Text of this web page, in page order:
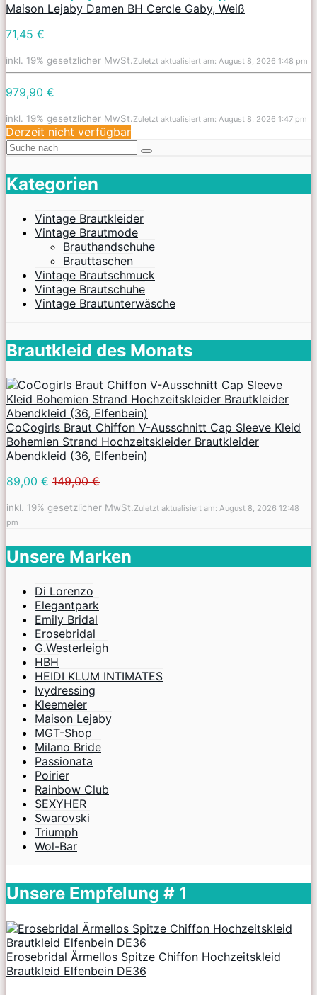
Maison Lejaby Damen BH Cercle Gaby, Weiß
71,45 €
inkl. 19% gesetzlicher MwSt.Zuletzt aktualisiert am: August 8, 2026 1:48 pm
979,90 €
inkl. 19% gesetzlicher MwSt.Zuletzt aktualisiert am: August 8, 2026 1:47 pm
Derzeit nicht verfügbar
Kategorien
Vintage Brautkleider
Vintage Brautmode
Brauthandschuhe
Brauttaschen
Vintage Brautschmuck
Vintage Brautschuhe
Vintage Brautunterwäsche
Brautkleid des Monats
CoCogirls Braut Chiffon V-Ausschnitt Cap Sleeve Kleid
Bohemien Strand Hochzeitskleider Brautkleider
Abendkleid (36, Elfenbein)
89,00 € 149,00 €
inkl. 19% gesetzlicher MwSt.Zuletzt aktualisiert am: August 8, 2026 12:48
pm
Unsere Marken
Di Lorenzo
Elegantpark
Emily Bridal
Erosebridal
G.Westerleigh
HBH
HEIDI KLUM INTIMATES
Ivydressing
Kleemeier
Maison Lejaby
MGT-Shop
Milano Bride
Passionata
Poirier
Rainbow Club
SEXYHER
Swarovski
Triumph
Wol-Bar
Unsere Empfelung # 1
Erosebridal Ärmellos Spitze Chiffon Hochzeitskleid
Brautkleid Elfenbein DE36